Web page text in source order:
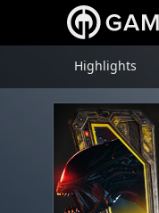
Highlights